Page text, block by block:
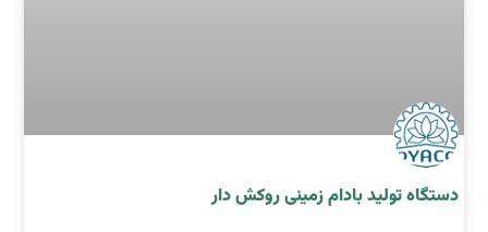
دستگاه تولید بادام زمینی روکش دار